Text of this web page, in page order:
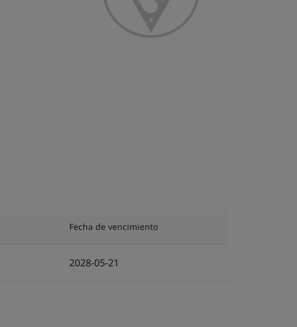
Fecha de vencimiento
2028-05-21